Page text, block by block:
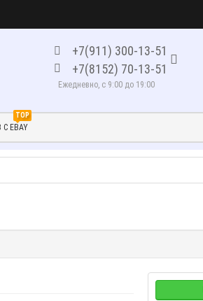
+7(911) 300-13-51
+7(8152) 70-13-51
Ежедневно, с 9:00 до 19:00
TOP
EBAY